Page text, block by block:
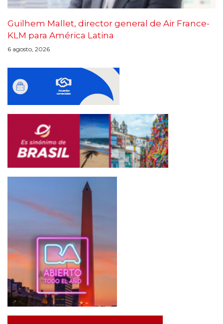
Guilhem Mallet, director general de Air France-
KLM para América Latina
6 agosto, 2026